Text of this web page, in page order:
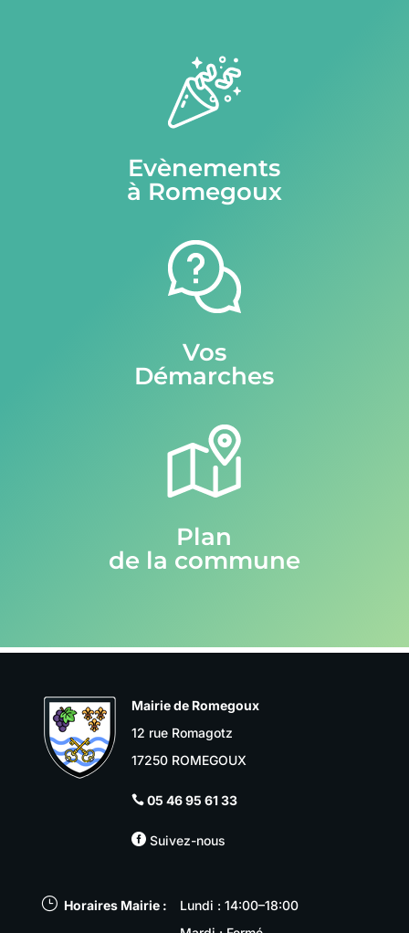
Evènements
à Romegoux
Vos
Démarches
Plan
de la commune
Mairie de Romegoux
12 rue Romagotz
17250 ROMEGOUX
 05 46 95 61 33
Suivez-nous
} Horaires Mairie :
Lundi : 14:00–18:00